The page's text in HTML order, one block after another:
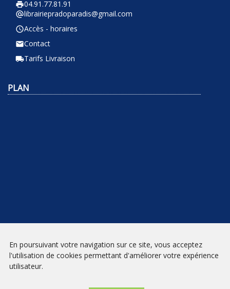
local_printshop04.91.77.81.91
alternate_emaillibrairiepradoparadis@gmail.com
query_builderAccès - horaires
emailContact
local_shippingTarifs Livraison
PLAN
INSCRIPTION
En poursuivant votre navigation sur ce site, vous acceptez
l'utilisation de cookies permettant d'améliorer votre expérience
utilisateur.